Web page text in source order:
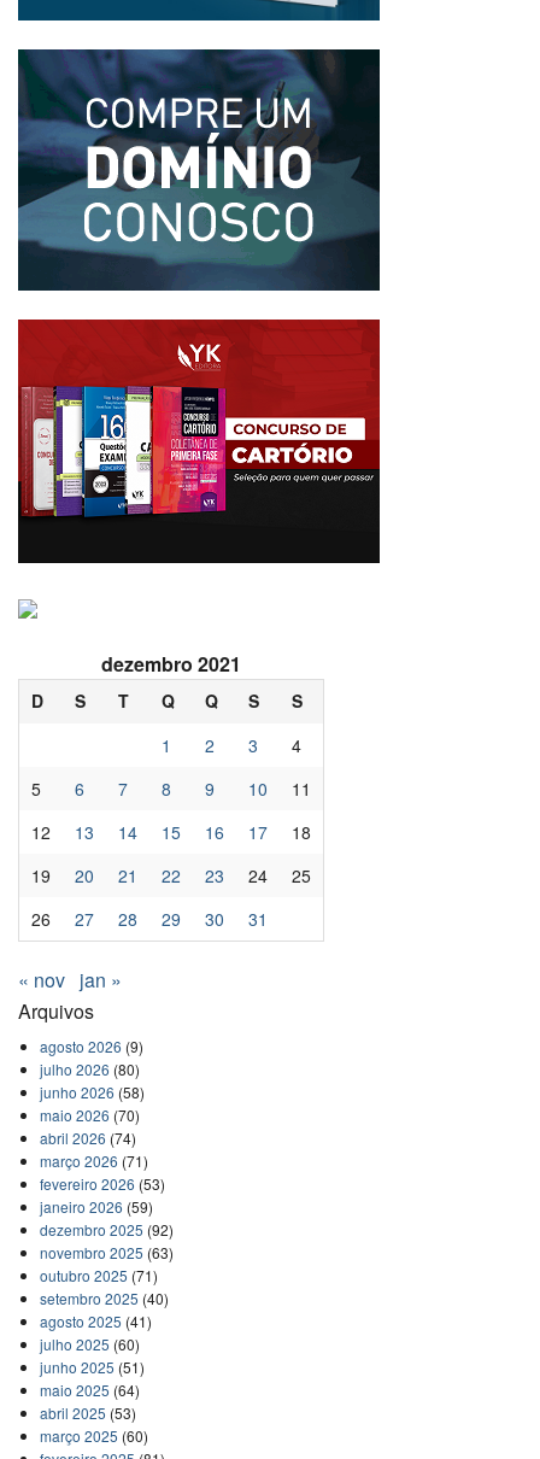
dezembro 2021
D S T Q Q S
S
1
2 3
4
5
6 7 8 9 10
11
12
13 14 15 16 17
18
19
20 21 22 23 24
25
26
27 28 29 30 31
« nov jan »
Arquivos
agosto 2026 (9)
julho 2026 (80)
junho 2026 (58)
maio 2026 (70)
abril 2026 (74)
março 2026 (71)
fevereiro 2026 (53)
janeiro 2026 (59)
dezembro 2025 (92)
novembro 2025 (63)
outubro 2025 (71)
setembro 2025 (40)
agosto 2025 (41)
julho 2025 (60)
junho 2025 (51)
maio 2025 (64)
abril 2025 (53)
março 2025 (60)